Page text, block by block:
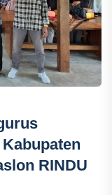
RINDU